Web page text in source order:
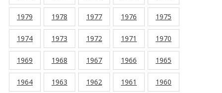
1979 1978 1977 1976 1975
1974 1973 1972 1971 1970
1969 1968 1967 1966 1965
1964 1963 1962 1961 1960